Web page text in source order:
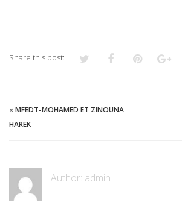
Share this post:
«MFEDT-MOHAMED ET ZINOUNA
HAREK
Author: admin